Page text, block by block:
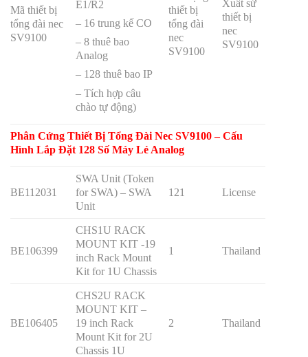
Mã thiết bị
tổng đài nec
SV9100
E1/R2
– 16 trung kế CO
– 8 thuê bao
Analog
– 128 thuê bao IP
– Tích hợp câu
chào tự động)
thiết bị
tổng đài
nec
SV9100
Xuất sứ
thiết bị
nec
SV9100
Phân Cứng Thiết Bị Tổng Đài Nec SV9100 – Cấu
Hình Lắp Đặt 128 Số Máy Lẻ Analog
BE112031
SWA Unit (Token
for SWA) – SWA
Unit
121 License
BE106399
CHS1U RACK
MOUNT KIT -19
inch Rack Mount
Kit for 1U Chassis
1 Thailand
BE106405
CHS2U RACK
MOUNT KIT –
19 inch Rack
Mount Kit for 2U
Chassis 1U
2 Thailand